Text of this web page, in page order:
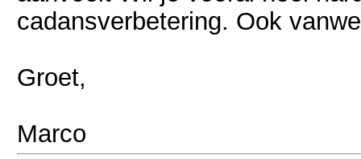
cadansverbetering. Ook
Groet,
Marco